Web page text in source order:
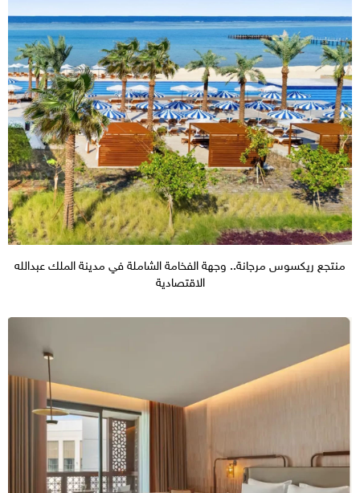
منتجع ريكسوس مرجانة.. وجهة الفخامة الشاملة في مدينة الملك عبدالله
الاقتصادية